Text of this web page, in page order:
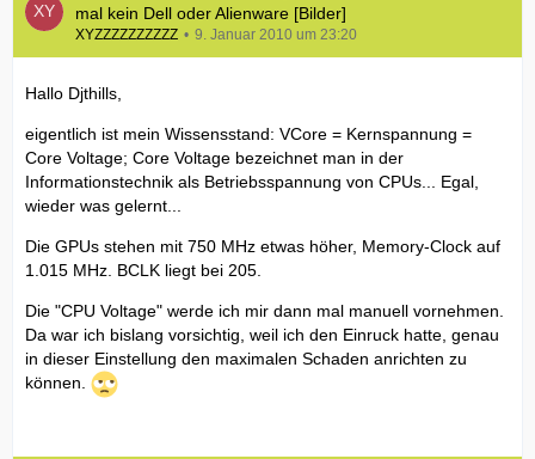
mal kein Dell oder Alienware [Bilder]
XYZZZZZZZZZZ 9. Januar 2010 um 23:20
Hallo Djthills,
eigentlich ist mein Wissensstand: VCore = Kernspannung =
Core Voltage; Core Voltage bezeichnet man in der
Informationstechnik als Betriebsspannung von CPUs... Egal,
wieder was gelernt...
Die GPUs stehen mit 750 MHz etwas höher, Memory-Clock auf
1.015 MHz. BCLK liegt bei 205.
Die "CPU Voltage" werde ich mir dann mal manuell vornehmen.
Da war ich bislang vorsichtig, weil ich den Einruck hatte, genau
in dieser Einstellung den maximalen Schaden anrichten zu
können.